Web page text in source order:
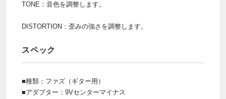
TONE：音色を調整します。
DISTORTION：歪みの強さを調整します。
スペック
■種類：ファズ（ギター用）
■アダプター：9Vセンターマイナス